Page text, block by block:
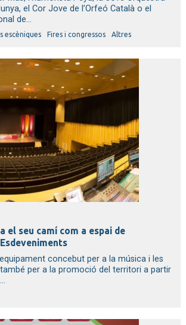
el Cor Jove de l’Orfeó Català o el
de...
escèniques Fires i congressos Altres
el seu camí com a espai de
equipament concebut per a la música i les
per a la promoció del territori a partir